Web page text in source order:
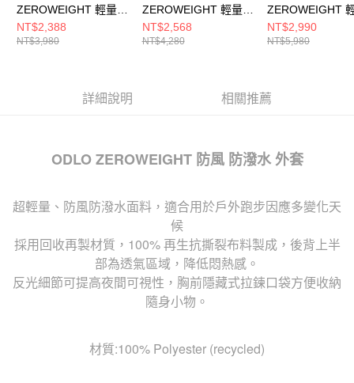
ZEROWEIGHT 輕量
防風 外套 印花 極地綠
NT$2,388
NT$3,980
ZEROWEIGHT 輕量
跑步 防潑水 防風外套
日蝕藍
NT$2,568
NT$4,280
ZEROWEIGHT
防水外套 黑/黑
NT$2,990
NT$5,980
詳細說明 相關推薦
ODLO ZEROWEIGHT 防風 防潑水 外套
超輕量、防風防潑水面料，適合用於戶外跑步因應多變化天
候
採用回收再製材質，100% 再生抗撕裂布料製成，後背上半
部為透氣區域，降低悶熱感。
反光細節可提高夜間可視性，胸前隱藏式拉鍊口袋方便收納
隨身小物。
材質:100% Polyester (recycled)